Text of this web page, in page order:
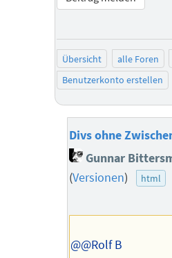
Übersicht alle Foren
Benutzerkonto erstellen
Divs ohne
Gunnar
(Versionen) html
@@Rolf B